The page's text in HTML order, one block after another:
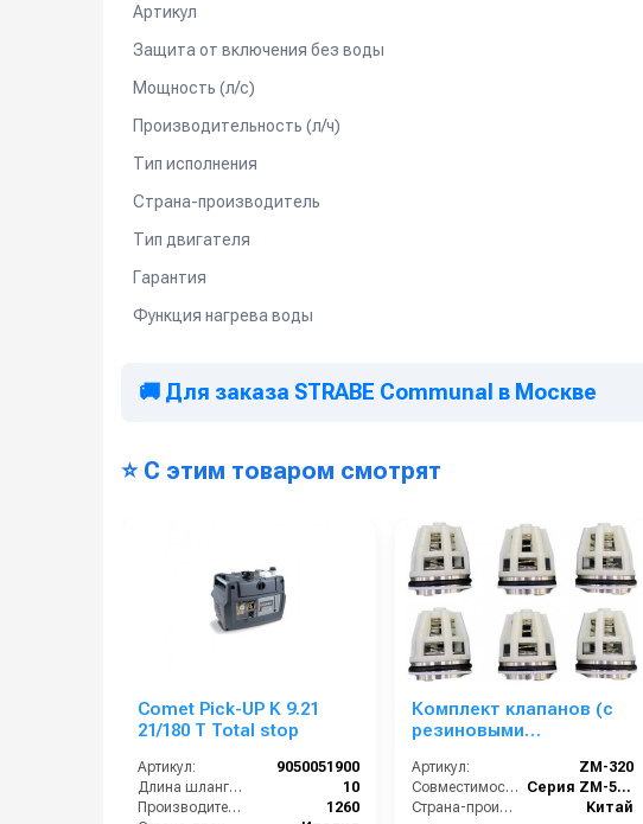
Артикул
Защита от включения без воды
Мощность (л/с)
Производительность (л/ч)
Тип исполнения
Страна-производитель
Тип двигателя
Гарантия
Функция нагрева воды
🚚 Для заказа STRABE Communal в Москве
⭐ С этим товаром смотрят
Comet Pick-UP K 9.21
21/180 T Total stop
Артикул:
9050051900
Длина шланга ВД (м):
10
Производительность (л/ч):
1260
Комплект клапанов (с
резиновыми
ZM-5022 ZM-320
Артикул:
ZM-320
Совместимость:
Серия ZM-5022 (помпа HP-1822)
Страна-производитель:
Китай